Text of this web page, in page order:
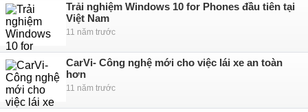
Trải nghiệm Windows 10 for Phones đầu tiên tại
Việt Nam
11 năm trước
CarVi- Công nghệ mới cho việc lái xe an toàn
hơn
11 năm trước